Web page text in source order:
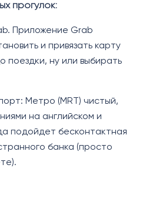
прогулок:
Приложение Grab
и привязать карту
поездки, ну или выбирать
Метро (MRT) чистый,
на английском и
подойдет бесконтактная
банка (просто